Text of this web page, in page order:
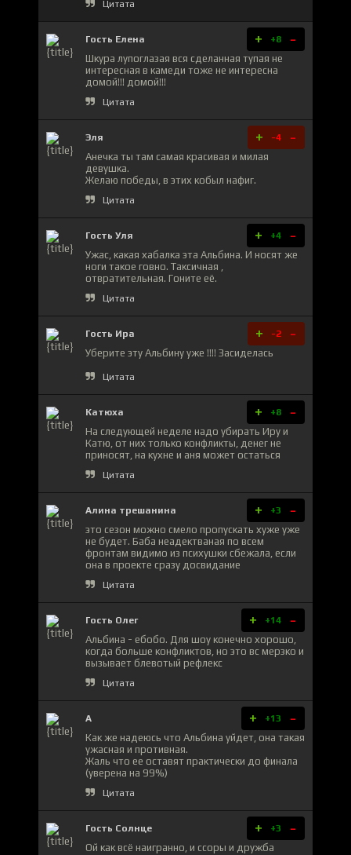
Цитата
Гость Елена + +8 -
Шкура лупоглазая вся сделанная тупая не
интересная в камеди тоже не интересна
домой!!! домой!!!
Цитата
Эля + -4 -
Анечка ты там самая красивая и милая
девушка.
Желаю победы, в этих кобыл нафиг.
Цитата
Гость Уля + +4 -
Ужас, какая хабалка эта Альбина. И носят же
ноги такое говно. Таксичная ,
отвратительная. Гоните её.
Цитата
Гость Ира + -2 -
Уберите эту Альбину уже !!!! Засиделась
Цитата
Катюха + +8 -
На следующей неделе надо убирать Иру и
Катю, от них только конфликты, денег не
приносят, на кухне и аня может остаться
Цитата
Алина трешанина + +3 -
это сезон можно смело пропускать хуже уже
не будет. Баба неадектваная по всем
фронтам видимо из психушки сбежала, если
она в проекте сразу досвидание
Цитата
Гость Олег + +14 -
Альбина - ебобо. Для шоу конечно хорошо,
когда больше конфликтов, но это вс мерзко и
вызывает блевотый рефлекс
Цитата
А + +13 -
Как же надеюсь что Альбина уйдет, она такая
ужасная и противная.
Жаль что ее оставят практически до финала
(уверена на 99%)
Цитата
Гость Солнце + +3 -
Ой как всё наигранно, и ссоры и дружба